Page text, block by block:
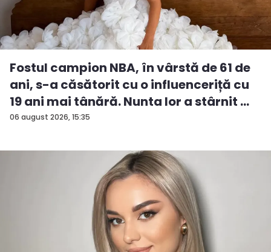
06 august 2026, 15:35
Fostul campion NBA, în vârstă de 61 de
ani, s-a căsătorit cu o influenceriță cu
19 ani mai tânără. Nunta lor a stârnit ...